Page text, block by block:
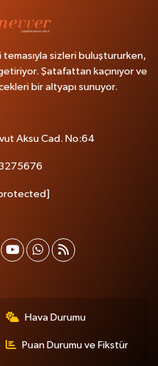
sizleri buluştururken,
Şatafattan kaçınıyor ve
bir altyapı sunuyor.
Aksu Cad. No:64
Hava Durumu
Puan Durumu ve Fikstür